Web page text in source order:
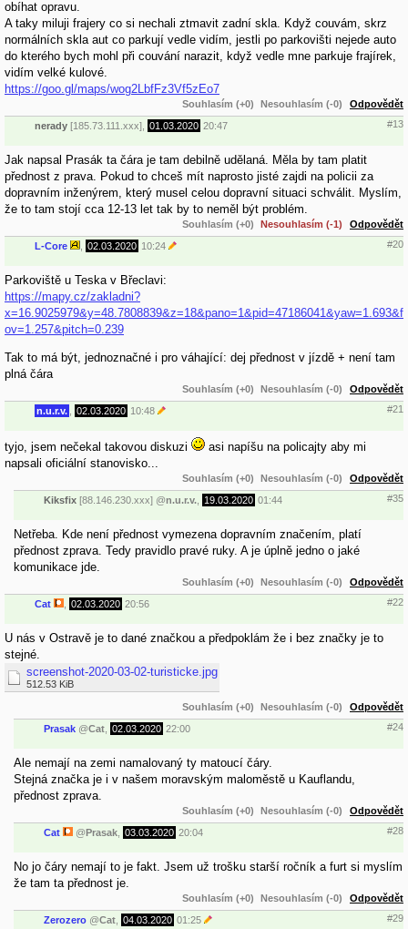
obíhat opravu.
A taky miluji frajery co si nechali ztmavit zadní skla. Když couvám, skrz
normálních skla aut co parkují vedle vidím, jestli po parkovišti nejede auto
do kterého bych mohl při couvání narazit, když vedle mne parkuje frajírek,
vidím velké kulové.
https://goo.gl/maps/wog2LbfFz3Vf5zEo7
Souhlasím (+0) Nesouhlasím (-0) Odpovědět
nerady [185.73.111.xxx], 01.03.2020 20:47 #13
Jak napsal Prasák ta čára je tam debilně udělaná. Měla by tam platit
přednost z prava. Pokud to chceš mít naprosto jisté zajdi na policii za
dopravním inženýrem, který musel celou dopravní situaci schválit. Myslím,
že to tam stojí cca 12-13 let tak by to neměl být problém.
Souhlasím (+0) Nesouhlasím (-1) Odpovědět
L-Core 02.03.2020 10:24 #20
Parkoviště u Teska v Břeclavi:
https://mapy.cz/zakladni?
x=16.9025979&y=48.7808839&z=18&pano=1&pid=47186041&yaw=1.693&f
ov=1.257&pitch=0.239
Tak to má být, jednoznačné i pro váhající: dej přednost v jízdě + není tam
plná čára
Souhlasím (+0) Nesouhlasím (-0) Odpovědět
n.u.r.v. 02.03.2020 10:48 #21
tyjo, jsem nečekal takovou diskuzi
asi napíšu na policajty aby mi
napsali oficiální stanovisko...
Souhlasím (+0) Nesouhlasím (-0) Odpovědět
Kiksfix [88.146.230.xxx] @n.u.r.v. 19.03.2020 01:44 #35
Netřeba. Kde není přednost vymezena dopravním značením, platí
přednost zprava. Tedy pravidlo pravé ruky. A je úplně jedno o jaké
komunikace jde.
Souhlasím (+0) Nesouhlasím (-0) Odpovědět
Cat 02.03.2020 20:56 #22
U nás v Ostravě je to dané značkou a předpoklám že i bez značky je to
stejné.
screenshot-2020-03-02-turisticke.jpg
512.53 KiB
Souhlasím (+0) Nesouhlasím (-0) Odpovědět
Prasak @Cat 02.03.2020 22:00 #24
Ale nemají na zemi namalovaný ty matoucí čáry.
Stejná značka je i v našem moravským maloměstě u Kauflandu,
přednost zprava.
Souhlasím (+0) Nesouhlasím (-0) Odpovědět
Cat @ Prasak 03.03.2020 20:04 #28
No jo čáry nemají to je fakt. Jsem už trošku starší ročník a furt si myslím
že tam ta přednost je.
Souhlasím (+0) Nesouhlasím (-0) Odpovědět
Zerozero @Cat 04.03.2020 01:25 #29